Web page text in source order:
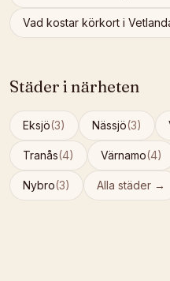
Vad kostar körkort i
Städer i närheten
Eksjö(3) Nässjö(3)
Tranås(4) Värnamo(4)
Nybro(3) Alla städer →